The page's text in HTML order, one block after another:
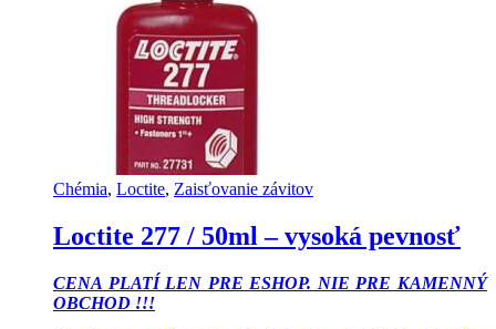
Chémia, Loctite, Zaisťovanie závitov
Loctite 277 / 50ml – vysoká pevnosť
CENA PLATÍ LEN PRE ESHOP. NIE PRE KAMENNÝ
OBCHOD !!!